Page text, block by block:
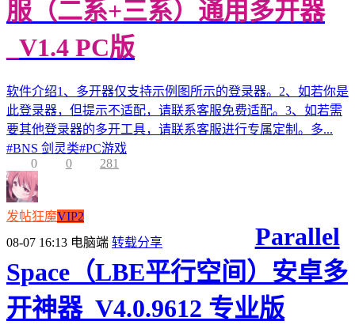
服（二系+三系）通用多开器
_V1.4 PC版
软件介绍1、多开器仅支持示例图所示的登录器。2、如若你是
此登录器，但提示不适配，请联系客服免费适配。3、如若需
要其他登录器的多开工具，请联系客服进行专属定制。多...
#BNS 剑灵类#PC游戏
0
0 281
发帖狂魔VIP2
08-07 16:13 电脑端 转载分享
Parallel
Space（LBE平行空间）安卓多
开神器_V4.0.9612 专业版